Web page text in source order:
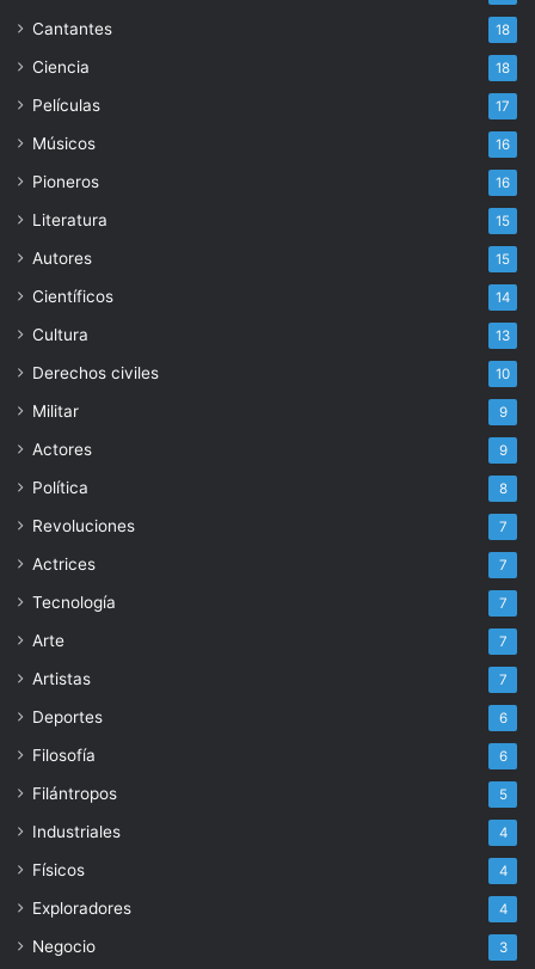
Cantantes 18
Ciencia 18
Películas 17
Músicos 16
Pioneros 16
Literatura 15
Autores 15
Científicos 14
Cultura 13
Derechos civiles 10
Militar 9
Actores 9
Política 8
Revoluciones 7
Actrices 7
Tecnología 7
Arte 7
Artistas 7
Deportes 6
Filosofía 6
Filántropos 5
Industriales 4
Físicos 4
Exploradores 4
Negocio 3